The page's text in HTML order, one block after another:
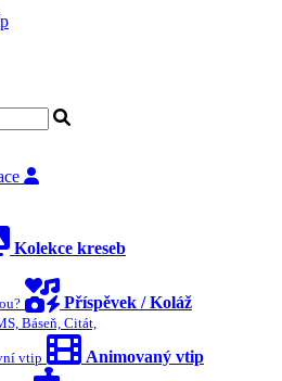
Kolekce kreseb
Příspěvek / Koláž
Báseň, Citát,
vtip Animovaný vtip